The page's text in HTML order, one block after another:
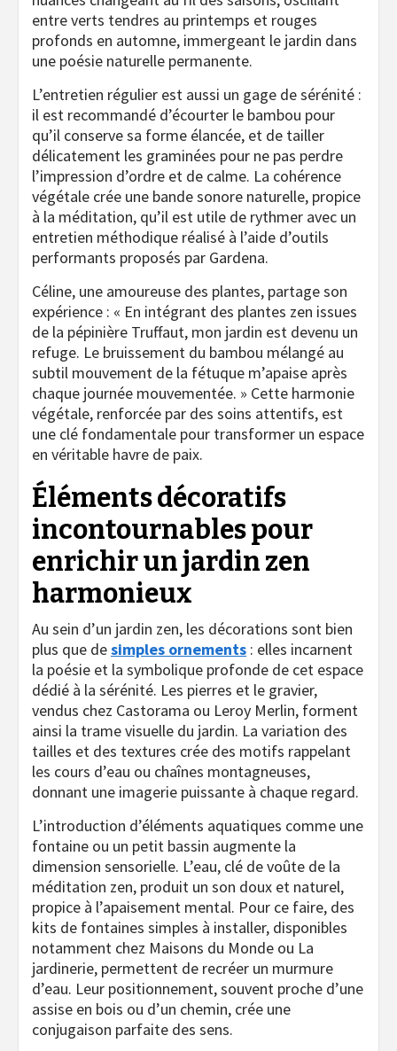
entre verts tendres au printemps et rouges
profonds en automne, immergeant le jardin dans
une poésie naturelle permanente.
L’entretien régulier est aussi un gage de sérénité :
il est recommandé d’écourter le bambou pour
qu’il conserve sa forme élancée, et de tailler
délicatement les graminées pour ne pas perdre
l’impression d’ordre et de calme. La cohérence
végétale crée une bande sonore naturelle, propice
à la méditation, qu’il est utile de rythmer avec un
entretien méthodique réalisé à l’aide d’outils
performants proposés par Gardena.
Céline, une amoureuse des plantes, partage son
expérience : « En intégrant des plantes zen issues
de la pépinière Truffaut, mon jardin est devenu un
refuge. Le bruissement du bambou mélangé au
subtil mouvement de la fétuque m’apaise après
chaque journée mouvementée. » Cette harmonie
végétale, renforcée par des soins attentifs, est
une clé fondamentale pour transformer un espace
en véritable havre de paix.
Éléments décoratifs
incontournables pour
enrichir un jardin zen
harmonieux
Au sein d’un jardin zen, les décorations sont bien
plus que desimples ornements : elles incarnent
la poésie et la symbolique profonde de cet espace
dédié à la sérénité. Les pierres et le gravier,
vendus chez Castorama ou Leroy Merlin, forment
ainsi la trame visuelle du jardin. La variation des
tailles et des textures crée des motifs rappelant
les cours d’eau ou chaînes montagneuses,
donnant une imagerie puissante à chaque regard.
L’introduction d’éléments aquatiques comme une
fontaine ou un petit bassin augmente la
dimension sensorielle. L’eau, clé de voûte de la
méditation zen, produit un son doux et naturel,
propice à l’apaisement mental. Pour ce faire, des
kits de fontaines simples à installer, disponibles
notamment chez Maisons du Monde ou La
jardinerie, permettent de recréer un murmure
d’eau. Leur positionnement, souvent proche d’une
assise en bois ou d’un chemin, crée une
conjugaison parfaite des sens.